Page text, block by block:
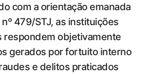
com a orientação emanada
479/STJ, as instituições
respondem objetivamente
gerados por fortuito interno
e delitos praticados